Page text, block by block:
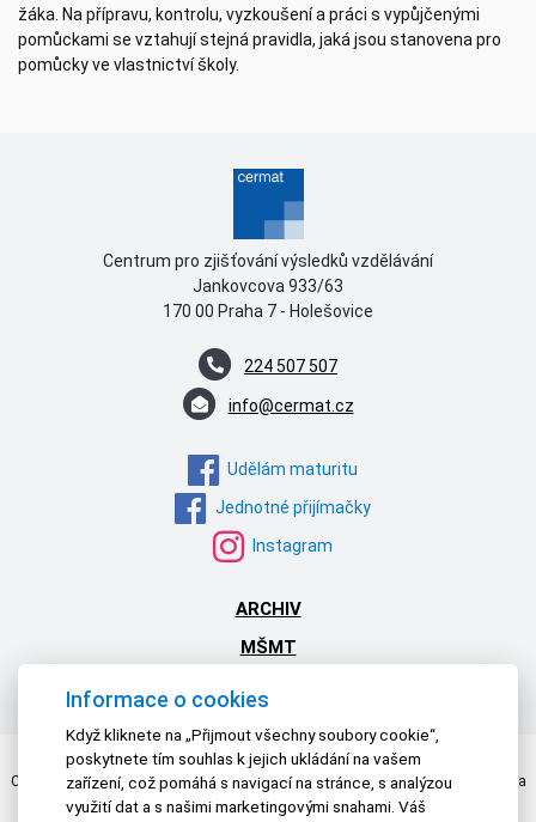
žáka. Na přípravu, kontrolu, vyzkoušení a práci s vypůjčenými
pomůckami se vztahují stejná pravidla, jaká jsou stanovena pro
pomůcky ve vlastnictví školy.
Centrum pro zjišťování výsledků vzdělávání
Jankovcova 933/63
170 00 Praha 7 - Holešovice
224 507 507
info@cermat.cz
Udělám maturitu
Jednotné přijímačky
Instagram
ARCHIV
MŠMT
Centrum pro zjišťování výsledků vzdělávání | © 2026 Všechna práva vyhrazena
Textová verze|Mapa stránek|Prohlášení o přístupnosti
Informace o cookies
Když kliknete na „Přijmout všechny soubory cookie“,
poskytnete tím souhlas k jejich ukládání na vašem
zařízení, což pomáhá s navigací na stránce, s analýzou
využití dat a s našimi marketingovými snahami. Váš